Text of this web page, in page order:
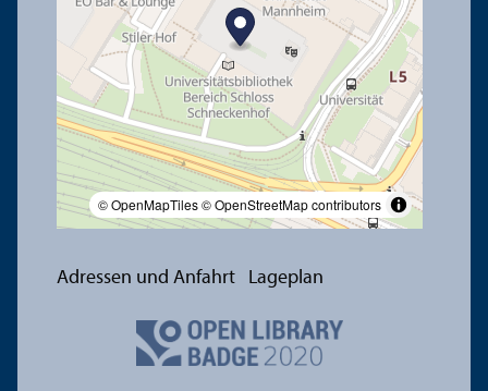
© OpenMapTiles© OpenStreetMap contributors
Adressen und Anfahrt Lageplan